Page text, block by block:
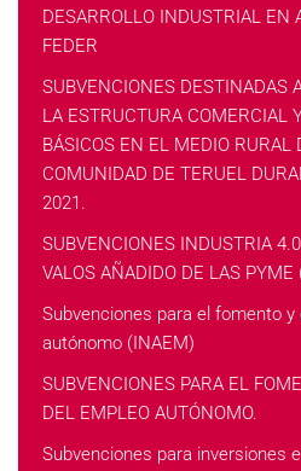
DESARROLLO INDUSTRIAL EN
FEDER
SUBVENCIONES DESTINADAS
LA ESTRUCTURA COMERCIAL
BÁSICOS EN EL MEDIO RURAL
COMUNIDAD DE TERUEL
2021.
SUBVENCIONES INDUSTRIA
VALOS AÑADIDO DE LAS PYME
Subvenciones para el fomento
autónomo (INAEM)
SUBVENCIONES PARA EL
DEL EMPLEO AUTÓNOMO.
Subvenciones para inversiones